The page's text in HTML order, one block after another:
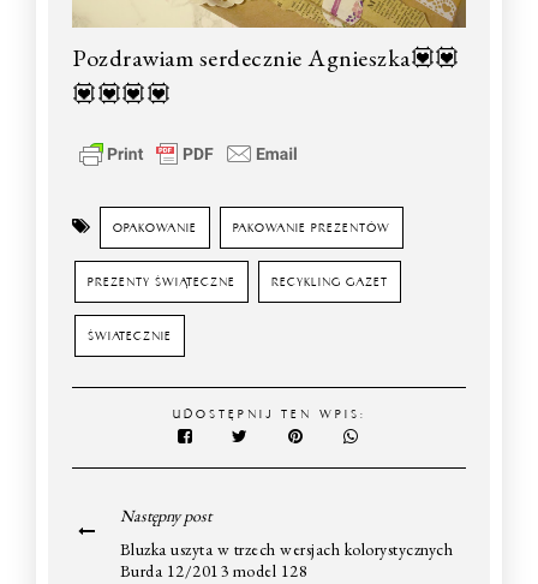
Pozdrawiam serdecznie Agnieszka💟💟
💟💟💟💟
OPAKOWANIE PAKOWANIE PREZENTÓW
PREZENTY ŚWIĄTECZNE RECYKLING GAZET
ŚWIATECZNIE
UDOSTĘPNIJ TEN WPIS:
Następny post
Bluzka uszyta w trzech wersjach kolorystycznych
Burda 12/2013 model 128